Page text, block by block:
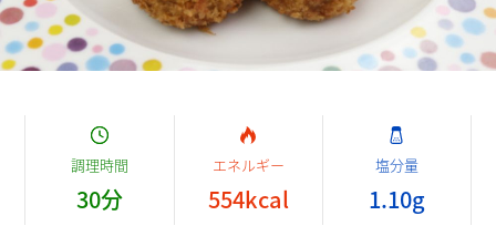
調理時間
30分
エネルギー
554kcal
塩分量
1.10g